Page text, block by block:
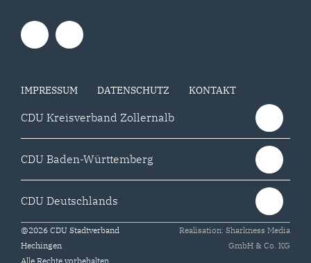
IMPRESSUM DATENSCHUTZ KONTAKT
CDU Kreisverband Zollernalb
CDU Baden-Württemberg
CDU Deutschlands
@2026 CDU Stadtverband
Hechingen
Alle Rechte vorbehalten.
Realisation: Sharkness Media
GmbH & Co. KG